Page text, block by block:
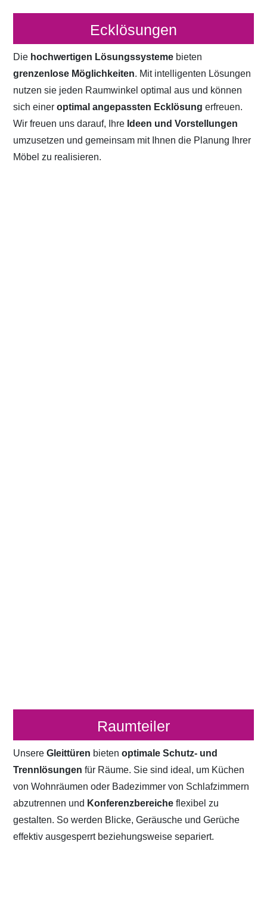
Ecklösungen
Die hochwertigen Lösungssysteme bieten
grenzenlose Möglichkeiten. Mit intelligenten Lösungen
nutzen sie jeden Raumwinkel optimal aus und können
sich eineroptimal angepassten Ecklösung erfreuen.
Wir freuen uns darauf, Ihre Ideen und Vorstellungen
umzusetzen und gemeinsam mit Ihnen die Planung Ihrer
Möbel zu realisieren.
Raumteiler
UnsereGleittüren bietenoptimale Schutz- und
Trennlösungen für Räume. Sie sind ideal, um Küchen
von Wohnräumen oder Badezimmer von Schlafzimmern
abzutrennen und Konferenzbereicheflexibel zu
gestalten. So werden Blicke, Geräusche und Gerüche
effektiv ausgesperrt beziehungsweise separiert.